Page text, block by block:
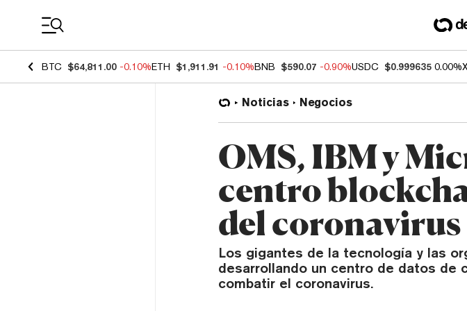
BTC $64,811.00 -0.10%ETH $1,911.91 -0.10%BNB $590.07 -0.90%USDC $0.999635 0.00%
Noticias Negocios
OMS, IBM y
centro
del coronavirus
Los gigantes de la tecnología y las
desarrollando un centro de datos de
combatir el coronavirus.